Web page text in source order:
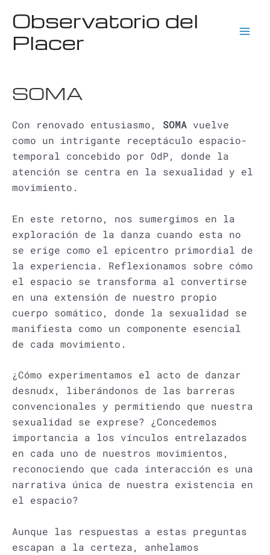
contenido
Observatorio del
Placer
SOMA
Con renovado entusiasmo, SOMA vuelve
como un intrigante receptáculo espacio-
temporal concebido por OdP, donde la
atención se centra en la sexualidad y el
movimiento.
En este retorno, nos sumergimos en la
exploración de la danza cuando esta no
se erige como el epicentro primordial de
la experiencia. Reflexionamos sobre cómo
el espacio se transforma al convertirse
en una extensión de nuestro propio
cuerpo somático, donde la sexualidad se
manifiesta como un componente esencial
de cada movimiento.
¿Cómo experimentamos el acto de danzar
desnudx, liberándonos de las barreras
convencionales y permitiendo que nuestra
sexualidad se exprese? ¿Concedemos
importancia a los vínculos entrelazados
en cada uno de nuestros movimientos,
reconociendo que cada interacción es una
narrativa única de nuestra existencia en
el espacio?
Aunque las respuestas a estas preguntas
escapan a la certeza, anhelamos